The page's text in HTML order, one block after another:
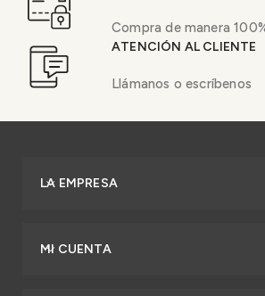
Compra de manera
ATENCIÓN AL CLIENTE
Llámanos o escríbenos
LA EMPRESA
MI CUENTA